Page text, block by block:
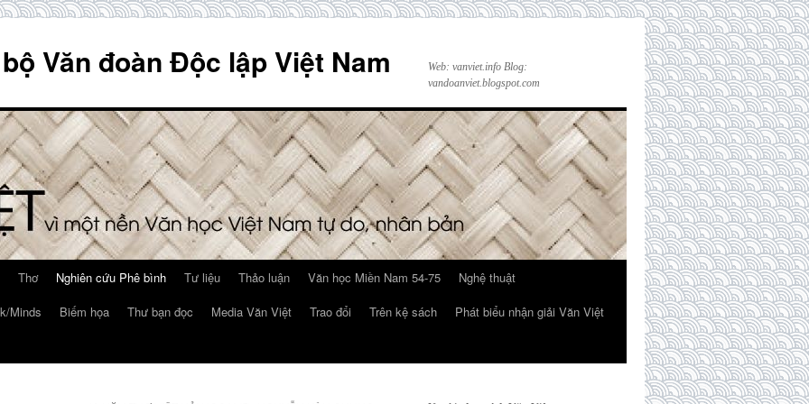
Văn đoàn Độc lập Việt Nam
Web: vanviet.info Blog:
vandoanviet.blogspot.com
Thơ Nghiên cứu Phê bình Tư liệu Thảo luận Văn học Miền Nam 54-75
Nghệ thuật
Minds Biếm họa Thư bạn đọc Media Văn Việt Trao đổi Trên kệ sách
Phát biểu nhận giải Văn Việt